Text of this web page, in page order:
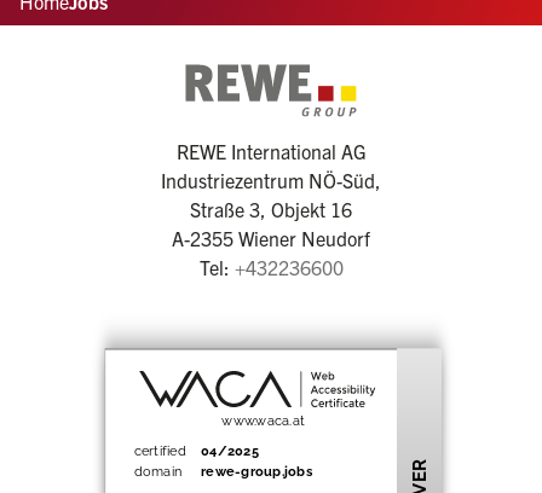
REWE International AG
Industriezentrum NÖ-Süd,
Straße 3, Objekt 16
A-2355 Wiener Neudorf
Tel: +432236600